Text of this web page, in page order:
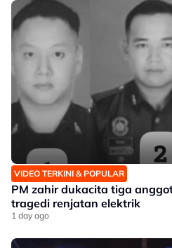
VIDEO TERKINI & POPULAR
PM zahir dukacita tiga
tragedi renjatan elektrik
1 day ago